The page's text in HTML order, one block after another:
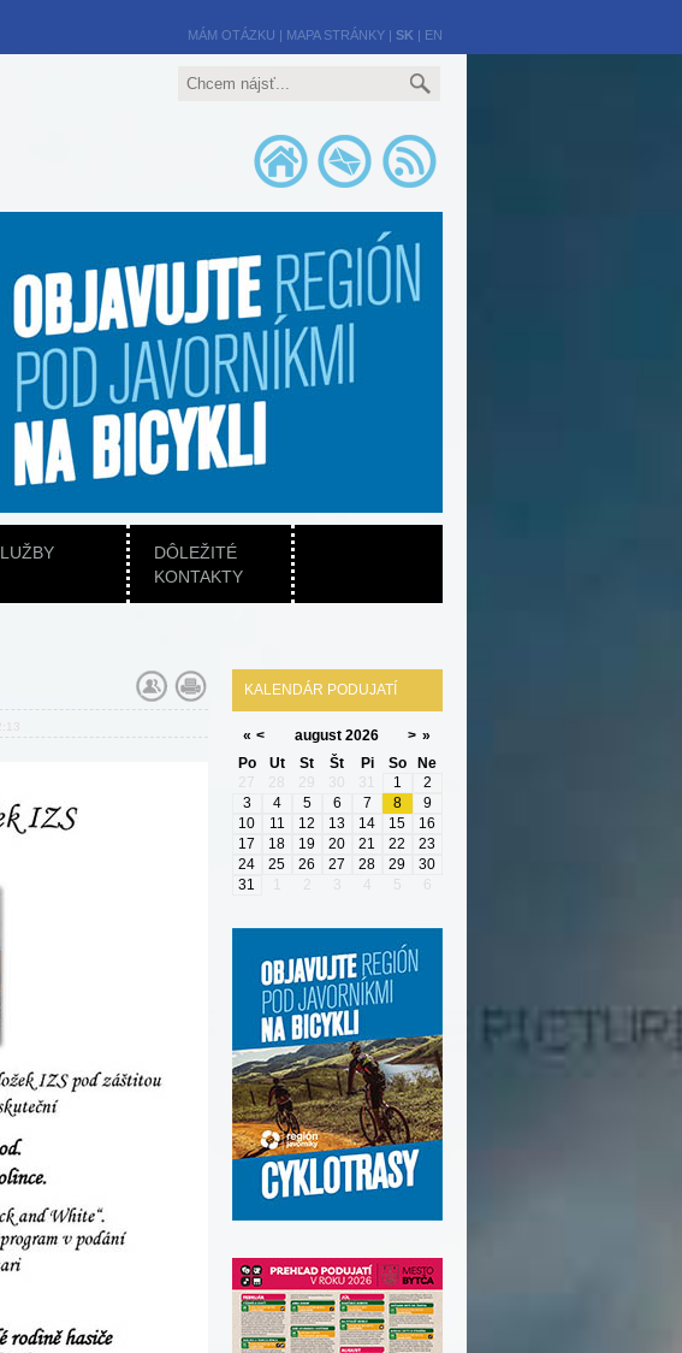
MÁM OTÁZKU | MAPA STRÁNKY| SK | EN
DÔLEŽITÉ
KONTAKTY
KALENDÁR PODUJATÍ
« < august 2026 > »
Po
Ut St Št Pi So
Ne
27
28 29 30 31 1
2
3
4 5 6 7 8
9
10
11 12 13 14 15
16
17
18 19 20 21 22
23
24
25 26 27 28 29
30
31
2 3 5 6